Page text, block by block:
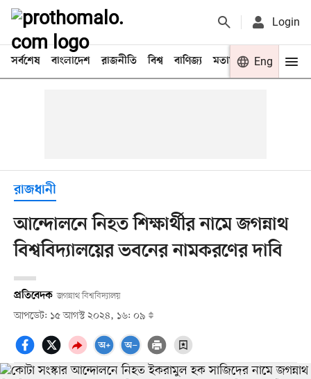
Login
সর্বশেষ বাংলাদেশ রাজনীতি বিশ্ব বাণিজ্য মতামত খেলা
Eng
রাজধানী
আন্দোলনে নিহত শিক্ষার্থীর নামে জগন্নাথ
বিশ্ববিদ্যালয়ের ভবনের নামকরণের দাবি
প্রতিবেদক জগন্নাথ বিশ্ববিদ্যালয়
আপডেট: ১৫ আগস্ট ২০২৪, ১৬: ০৯